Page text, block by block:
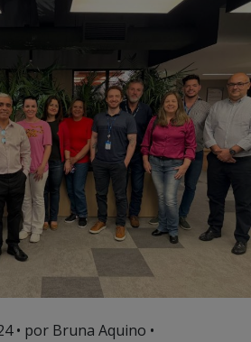
• por Bruna Aquino •